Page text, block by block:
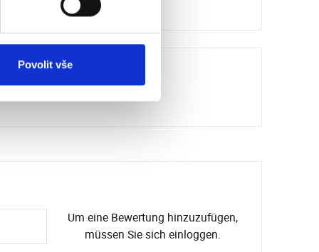
Povolit vše
Um eine Bewertung hinzuzufügen,
müssen Sie sich einloggen.